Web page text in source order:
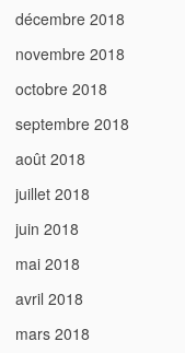
décembre 2018
novembre 2018
octobre 2018
septembre 2018
août 2018
juillet 2018
juin 2018
mai 2018
avril 2018
mars 2018